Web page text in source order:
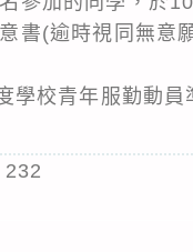
書(逾時視同無意
學校青年服勤動員
232